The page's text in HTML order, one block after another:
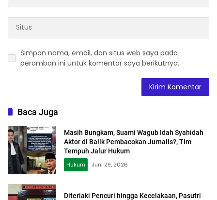
Simpan nama, email, dan situs web saya pada
peramban ini untuk komentar saya berikutnya.
Baca Juga
Masih Bungkam, Suami Wagub Idah Syahidah
Aktor di Balik Pembacokan Jurnalis?, Tim
Tempuh Jalur Hukum
Hukum
Juni 29, 2026
Diteriaki Pencuri hingga Kecelakaan, Pasutri